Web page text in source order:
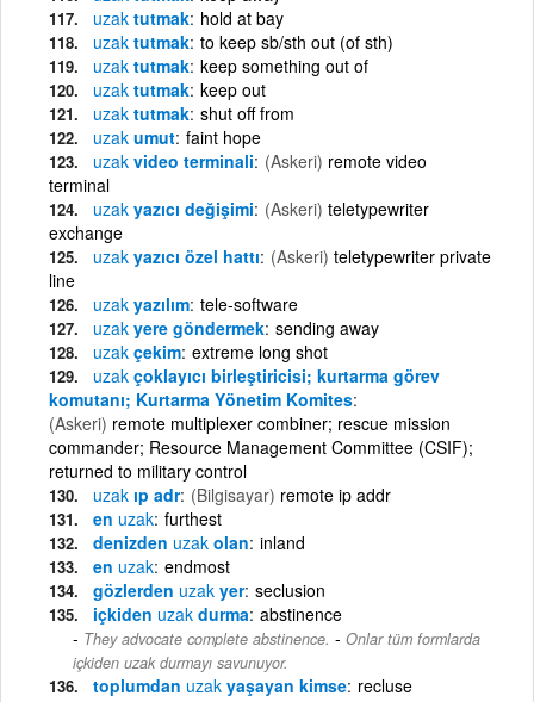
uzak tutmak hold at bay
uzak tutmak to keep sb/sth out (of sth)
uzak tutmak keep something out of
uzak tutmak keep out
uzak tutmak shut off from
uzak umut faint hope
uzak video terminali (Askeri) remote video
terminal
uzak yazıcı değişimi (Askeri) teletypewriter
exchange
uzak yazıcı özel hattı (Askeri) teletypewriter private
line
uzak yazılım tele-software
uzak yere göndermek sending away
uzak çekim extreme long shot
uzak çoklayıcı birleştiricisi; kurtarma görev
komutanı; Kurtarma Yönetim Komites
(Askeri) remote multiplexer combiner; rescue mission
commander; Resource Management Committee (CSIF);
returned to military control
uzak ıp adr (Bilgisayar) remote ip addr
en uzak furthest
denizden uzak olan inland
en uzak endmost
gözlerden uzak yer seclusion
içkiden uzak durma abstinence
They advocate complete abstinence. - Onlar tüm formlarda
içkiden uzak durmayı savunuyor.
toplumdan uzak yaşayan kimse recluse